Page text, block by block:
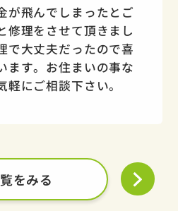
が飛んでしまったとご
修理をさせて頂きまし
で大丈夫だったので喜
ます。お住まいの事な
にご相談下さい。
をみる